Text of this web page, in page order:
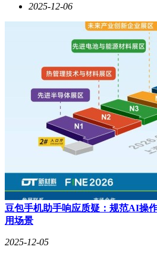
2025-12-06
豆包手机助手响应质疑：规范AI操
用场景
2025-12-05